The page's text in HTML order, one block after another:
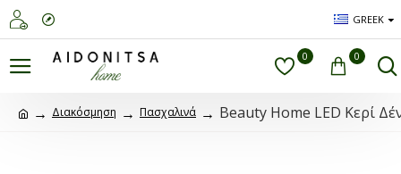
GREEK
0 0
Διακόσμηση Πασχαλινά Beauty Home LED Κερί